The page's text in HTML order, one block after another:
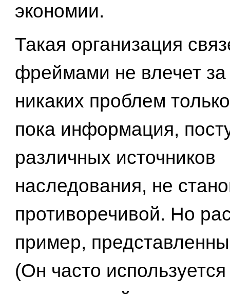
экономии.
Такая организация
фреймами не влечет за
никаких проблем
пока информация,
различных источников
наследования, не
противоречивой. Но
пример,
(Он часто используется